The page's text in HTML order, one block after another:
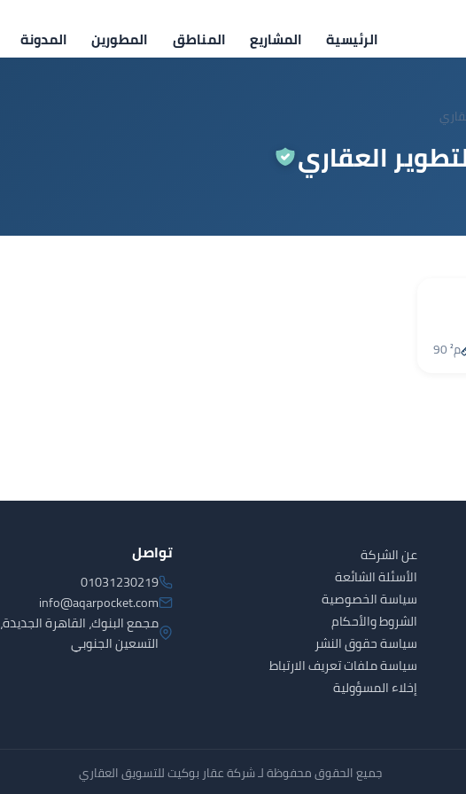
الرئيسية المشاريع المناطق المطورين المدونة
العقاري
90 م²
عن الشركة
الأسئلة الشائعة
سياسة الخصوصية
الشروط والأحكام
سياسة حقوق النشر
سياسة ملفات تعريف الارتباط
إخلاء المسؤولية
تواصل
01031230219
info@aqarpocket.com
مجمع البنوك، القاهرة الجديدة،
التسعين الجنوبي
جميع الحقوق محفوظة لـ شركة عقار بوكيت للتسويق العقاري